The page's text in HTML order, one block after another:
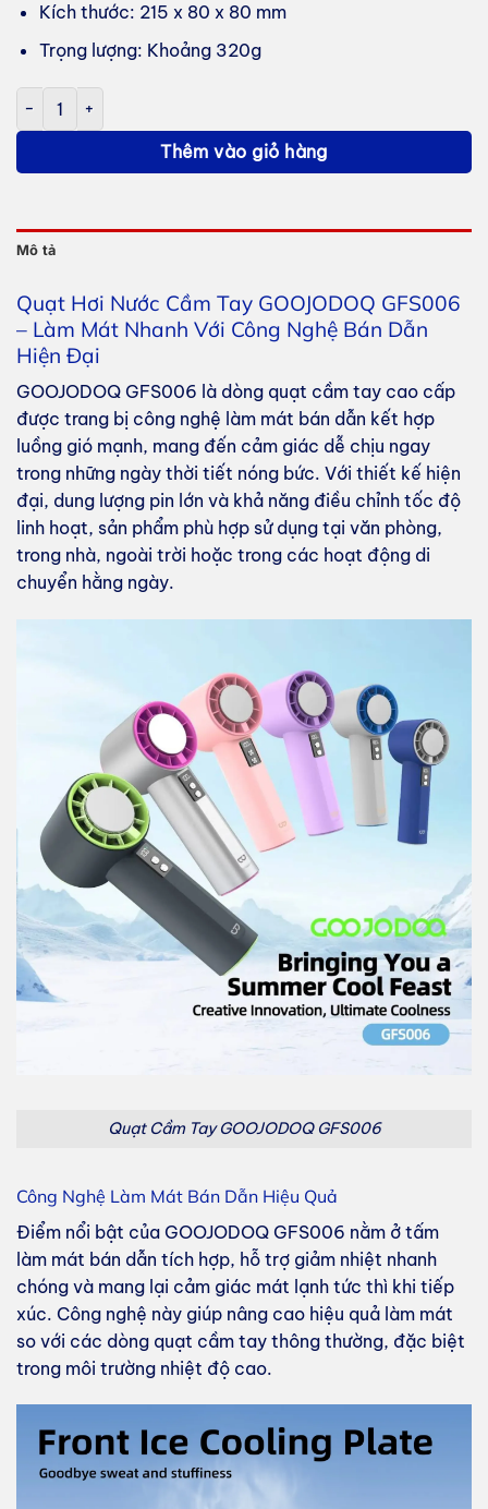
Kích thước: 215 x 80 x 80 mm
Trọng lượng: Khoảng 320g
Quạt Cầm Tay GOOJODOQ GFS006 số lượng
Thêm vào giỏ hàng
Mô tả
Quạt Hơi Nước Cầm Tay GOOJODOQ GFS006
– Làm Mát Nhanh Với Công Nghệ Bán Dẫn
Hiện Đại
GOOJODOQ GFS006 là dòng quạt cầm tay cao cấp
được trang bị công nghệ làm mát bán dẫn kết hợp
luồng gió mạnh, mang đến cảm giác dễ chịu ngay
trong những ngày thời tiết nóng bức. Với thiết kế hiện
đại, dung lượng pin lớn và khả năng điều chỉnh tốc độ
linh hoạt, sản phẩm phù hợp sử dụng tại văn phòng,
trong nhà, ngoài trời hoặc trong các hoạt động di
chuyển hằng ngày.
Quạt Cầm Tay GOOJODOQ GFS006
Công Nghệ Làm Mát Bán Dẫn Hiệu Quả
Điểm nổi bật của GOOJODOQ GFS006 nằm ở tấm
làm mát bán dẫn tích hợp, hỗ trợ giảm nhiệt nhanh
chóng và mang lại cảm giác mát lạnh tức thì khi tiếp
xúc. Công nghệ này giúp nâng cao hiệu quả làm mát
so với các dòng quạt cầm tay thông thường, đặc biệt
trong môi trường nhiệt độ cao.